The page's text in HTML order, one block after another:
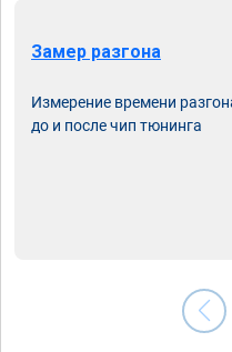
Замер разгона
Измерение времени
до и после чип тюнинга